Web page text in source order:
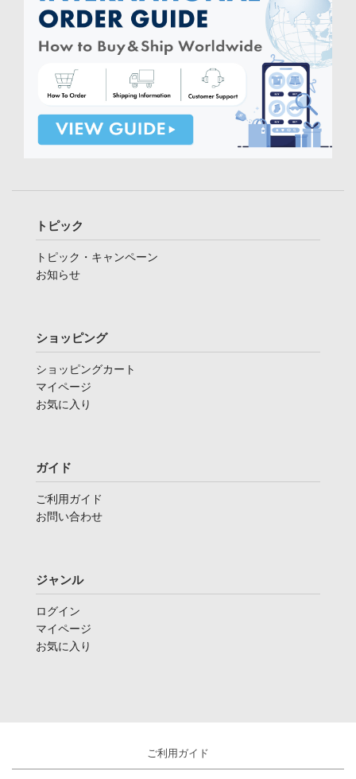
トピック
トピック・キャンペーン
お知らせ
ショッピング
ショッピングカート
マイページ
お気に入り
ガイド
ご利用ガイド
お問い合わせ
ジャンル
ログイン
マイページ
お気に入り
ご利用ガイド